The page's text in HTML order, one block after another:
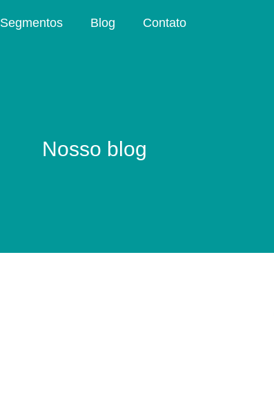
Segmentos Blog Contato
Nosso blog